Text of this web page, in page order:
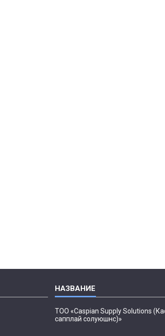
ТОО «Caspian Supply Solutions
сапплай солуюшнс)»